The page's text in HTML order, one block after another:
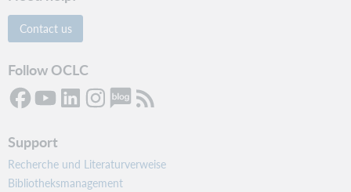
Contact us
Follow OCLC
Support
Recherche und Literaturverweise
Bibliotheksmanagement